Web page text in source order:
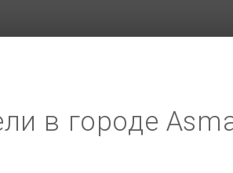
в городе